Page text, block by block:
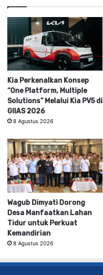
Kia Perkenalkan Konsep
“One Platform, Multiple
Solutions” Melalui Kia PV5 di
GIIAS 2026
8 Agustus 2026
Wagub Dimyati Dorong
Desa Manfaatkan Lahan
Tidur untuk Perkuat
Kemandirian
8 Agustus 2026